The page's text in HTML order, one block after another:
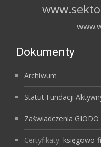
Dokumenty
Archiwum
Statut Fundacji
Zaświadczenia GIODO
Certyfikaty: księgowo-